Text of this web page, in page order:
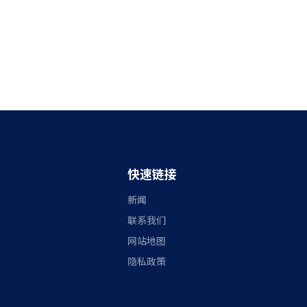
快速链接
新闻
联系我们
网站地图
隐私政策